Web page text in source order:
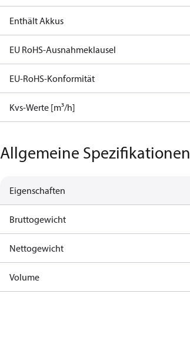
Enthält Akkus
EU RoHS-Ausnahmeklausel
EU-RoHS-Konformität
Kvs-Werte [m³/h]
Allgemeine Spezifikationen
Eigenschaften
Bruttogewicht
Nettogewicht
Volume